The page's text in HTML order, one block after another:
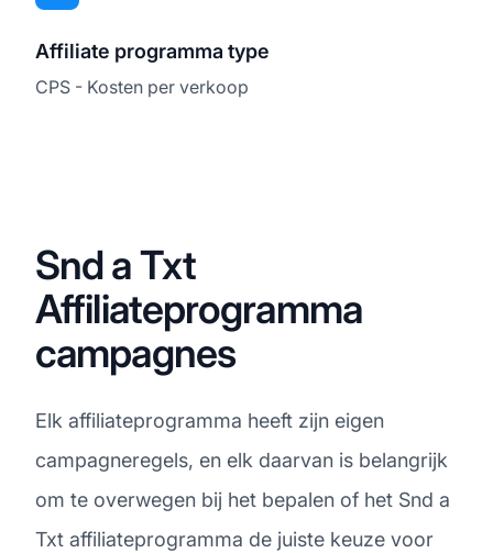
Affiliate programma type
CPS - Kosten per verkoop
Snd a Txt
Affiliateprogramma
campagnes
Elk affiliateprogramma heeft zijn eigen
campagneregels, en elk daarvan is belangrijk
om te overwegen bij het bepalen of het Snd a
Txt affiliateprogramma de juiste keuze voor